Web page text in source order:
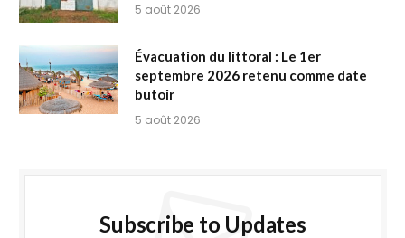
5 août 2026
Évacuation du littoral : Le 1er
septembre 2026 retenu comme date
butoir
5 août 2026
Subscribe to Updates